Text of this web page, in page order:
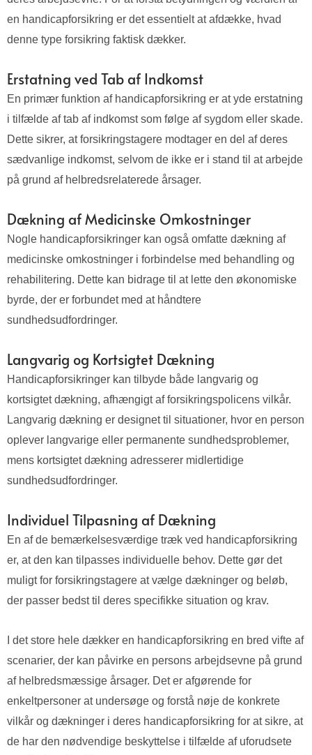
en handicapforsikring er det essentielt at afdække, hvad
denne type forsikring faktisk dækker.
Erstatning ved Tab af Indkomst
En primær funktion af handicapforsikring er at yde erstatning
i tilfælde af tab af indkomst som følge af sygdom eller skade.
Dette sikrer, at forsikringstagere modtager en del af deres
sædvanlige indkomst, selvom de ikke er i stand til at arbejde
på grund af helbredsrelaterede årsager.
Dækning af Medicinske Omkostninger
Nogle handicapforsikringer kan også omfatte dækning af
medicinske omkostninger i forbindelse med behandling og
rehabilitering. Dette kan bidrage til at lette den økonomiske
byrde, der er forbundet med at håndtere
sundhedsudfordringer.
Langvarig og Kortsigtet Dækning
Handicapforsikringer kan tilbyde både langvarig og
kortsigtet dækning, afhængigt af forsikringspolicens vilkår.
Langvarig dækning er designet til situationer, hvor en person
oplever langvarige eller permanente sundhedsproblemer,
mens kortsigtet dækning adresserer midlertidige
sundhedsudfordringer.
Individuel Tilpasning af Dækning
En af de bemærkelsesværdige træk ved handicapforsikring
er, at den kan tilpasses individuelle behov. Dette gør det
muligt for forsikringstagere at vælge dækninger og beløb,
der passer bedst til deres specifikke situation og krav.
I det store hele dækker en handicapforsikring en bred vifte af
scenarier, der kan påvirke en persons arbejdsevne på grund
af helbredsmæssige årsager. Det er afgørende for
enkeltpersoner at undersøge og forstå nøje de konkrete
vilkår og dækninger i deres handicapforsikring for at sikre, at
de har den nødvendige beskyttelse i tilfælde af uforudsete